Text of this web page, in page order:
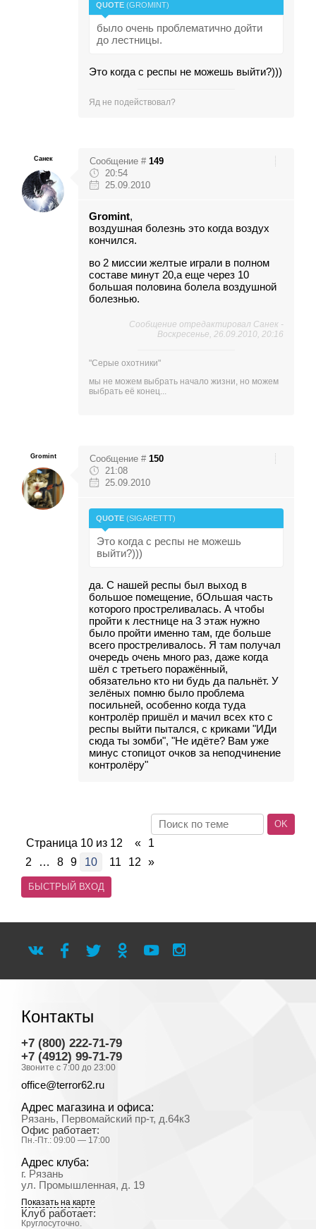
QUOTE (GROMINT)
было очень проблематично дойти
до лестницы.
Это когда с респы не можешь выйти?)))
Яд не подействовал?
Санек Сообщение # 149
20:54
25.09.2010
Gromint,
воздушная болезнь это когда воздух
кончился.
во 2 миссии желтые играли в полном
составе минут 20,а еще через 10
большая половина болела воздушной
болезнью.
Сообщение отредактировал Санек -
Воскресенье, 26.09.2010, 20:16
"Серые охотники"
мы не можем выбрать начало жизни, но можем
выбрать её конец...
Gromint Сообщение # 150
21:08
25.09.2010
QUOTE (SIGARETTT)
Это когда с респы не можешь
выйти?)))
да. С нашей респы был выход в
большое помещение, бОльшая часть
которого простреливалась. А чтобы
пройти к лестнице на 3 этаж нужно
было пройти именно там, где больше
всего простреливалось. Я там получал
очередь очень много раз, даже когда
шёл с третьего поражённый,
обязательно кто ни будь да пальнёт. У
зелёных помню было проблема
посильней, особенно когда туда
контролёр пришёл и мачил всех кто с
респы выйти пытался, с криками "ИДи
сюда ты зомби", "Не идёте? Вам уже
минус стопицот очков за неподчинение
контролёру"
Страница 10 из 12 «
1
2
… 8 9 10 11 12 »
Контакты
+7 (800) 222-71-79
+7 (4912) 99-71-79
Звоните с 7:00 до 23:00
office@terror62.ru
Адрес магазина и офиса:
Рязань, Первомайский пр-т, д.64к3
Офис работает:
Пн.-Пт.: 09:00 — 17:00
Адрес клуба:
г. Рязань
ул. Промышленная, д. 19
Показать на карте
Клуб работает:
Круглосуточно.